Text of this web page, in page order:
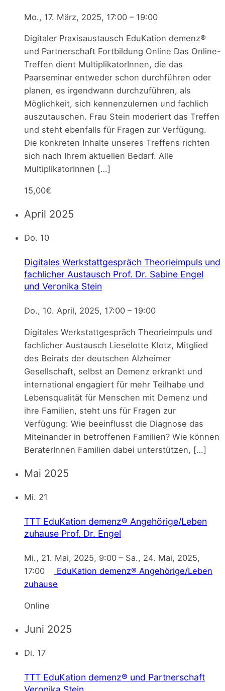
Mo., 17. März, 2025, 17:00 – 19:00
Digitaler Praxisaustausch EduKation demenz®
und Partnerschaft Fortbildung Online Das Online-
Treffen dient MultiplikatorInnen, die das
Paarseminar entweder schon durchführen oder
planen, es irgendwann durchzuführen, als
Möglichkeit, sich kennenzulernen und fachlich
auszutauschen. Frau Stein moderiert das Treffen
und steht ebenfalls für Fragen zur Verfügung.
Die konkreten Inhalte unseres Treffens richten
sich nach Ihrem aktuellen Bedarf. Alle
MultiplikatorInnen […]
15,00€
April 2025
Do. 10
Digitales Werkstattgespräch Theorieimpuls und
fachlicher Austausch Prof. Dr. Sabine Engel
und Veronika Stein
Do., 10. April, 2025, 17:00 – 19:00
Digitales Werkstattgespräch Theorieimpuls und
fachlicher Austausch Lieselotte Klotz, Mitglied
des Beirats der deutschen Alzheimer
Gesellschaft, selbst an Demenz erkrankt und
international engagiert für mehr Teilhabe und
Lebensqualität für Menschen mit Demenz und
ihre Familien, steht uns für Fragen zur
Verfügung: Wie beeinflusst die Diagnose das
Miteinander in betroffenen Familien? Wie können
BeraterInnen Familien dabei unterstützen, […]
Mai 2025
Mi. 21
TTT EduKation demenz® Angehörige/Leben
zuhause Prof. Dr. Engel
Mi., 21. Mai, 2025, 9:00 – Sa., 24. Mai, 2025,
17:00
EduKation demenz® Angehörige/Leben
zuhause
Online
Juni 2025
Di. 17
TTT EduKation demenz® und Partnerschaft